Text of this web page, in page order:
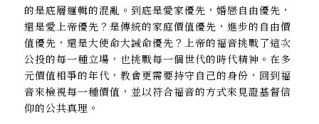
的是底層邏輯的混亂。到底是愛家優先，婚戀自由優先，
還是愛上帝優先？是傳統的家庭價值優先，進步的自由價
值優先，還是大使命大誡命優先？上帝的福音挑戰了這次
公投的每一種立場，也挑戰每一個世代的時代精神。在多
元價值相爭的年代，教會更需要持守自己的身份，回到福
音來檢視每一種價值，並以符合福音的方式來見證基督信
仰的公共真理。